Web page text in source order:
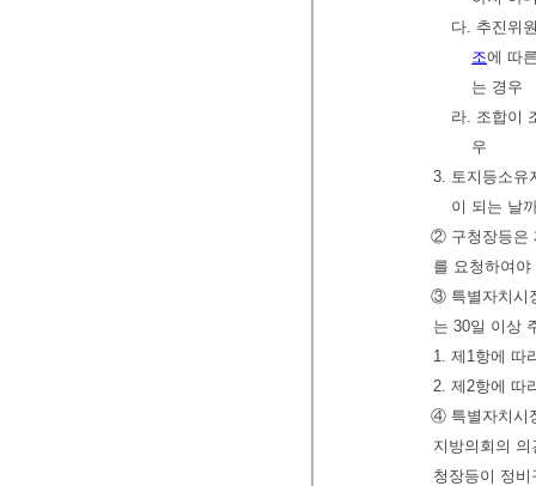
다. 추진위
조에 따
는 경우
라. 조합이
우
3. 토지등소유
이 되는 날
② 구청장등은
를 요청하여야
③ 특별자치시
는 30일 이상
1. 제1항에 따
2. 제2항에 따
④ 특별자치시
지방의회의
청장등이 정